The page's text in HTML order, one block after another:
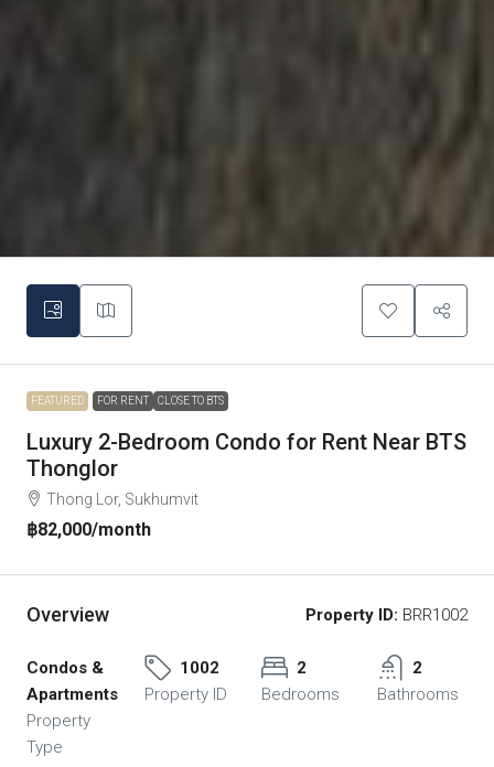
FEATURED FOR RENT CLOSE TO BTS
Luxury 2-Bedroom Condo for Rent Near BTS
Thonglor
Thong Lor, Sukhumvit
฿82,000/month
Overview Property ID: BRR1002
Condos &
Apartments
Property
Type
1002
Property ID
2
Bedrooms
2
Bathrooms